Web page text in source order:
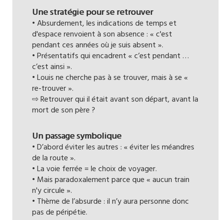
Une stratégie pour se retrouver
• Absurdement, les indications de temps et
d'espace renvoient à son absence : « c'est
pendant ces années où je suis absent ».
• Présentatifs qui encadrent « c’est pendant …
c’est ainsi ».
• Louis ne cherche pas à se trouver, mais à se «
re-trouver ».
⇨ Retrouver qui il était avant son départ, avant la
mort de son père ?
Un passage symbolique
• D’abord éviter les autres : « éviter les méandres
de la route ».
• La voie ferrée = le choix de voyager.
• Mais paradoxalement parce que « aucun train
n'y circule ».
• Thème de l’absurde : il n’y aura personne donc
pas de péripétie.